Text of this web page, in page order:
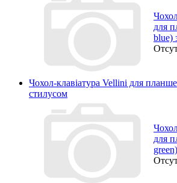
для
blue)
Чохол-клавіатура Vellini для
стилусом
для